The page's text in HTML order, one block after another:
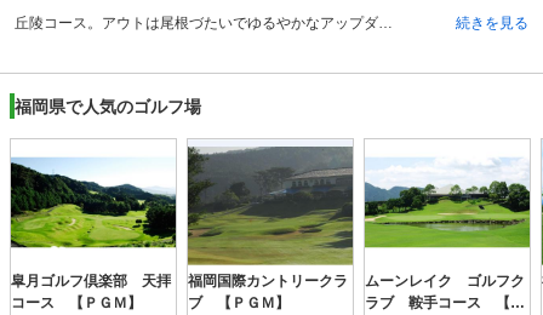
丘陵コース。アウトは尾根づたいでゆるやかなアップダウンがあります。距離よりも方向を重視することが大切です。インは筑後平野に向かって打ち下ろすホールが多く、特にミドルホールの一打目のクラブ選択、高麗グリーンの微妙なタッチが好スコアのカギとなるでしょう。また、17番は周囲の松林がとても美しいホールとなっています。ドラコン推奨ホールは7番15番となっていて、7番では二打目を打ちやすくするためにも一打目はやや左目を狙い、グリーン左のOBを注意。ニアピン推奨ホールは6番17番となっていて、6番では右に曲げるとOBの危険性があるので、無理せずグリーン中央から左目狙いが安全とあり、アウトではどのホールも左に注意するということが共通して気を付けたいところだということです。 続きを見る
福岡県で人気のゴルフ場
皐月ゴルフ倶楽部 天拝
コース 【ＰＧＭ】
福岡国際カントリークラ
ブ 【ＰＧＭ】
ムーンレイク ゴルフク
ラブ 鞍手コース 【Ｐ